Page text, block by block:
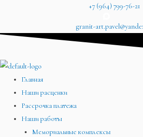
+7 (964) 799-76-21
granit-
Главная
Наши расценки
Рассрочка платежа
Наши работы
Мемориальные комплексы